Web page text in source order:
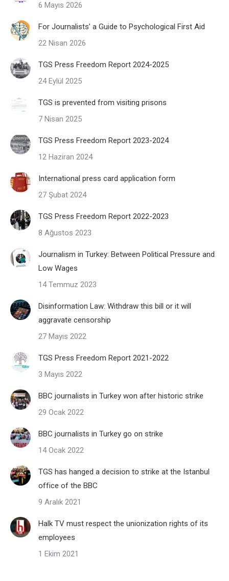
6 Mayıs 2026
For Journalists’ a Guide to Psychological First Aid
22 Nisan 2026
TGS Press Freedom Report 2024-2025
24 Eylül 2025
TGS is prevented from visiting prisons
7 Nisan 2025
TGS Press Freedom Report 2023-2024
12 Haziran 2024
International press card application form
27 Şubat 2024
TGS Press Freedom Report 2022-2023
8 Ağustos 2023
Journalism in Turkey: Between Political Pressure and
Low Wages
14 Temmuz 2023
Disinformation Law: Withdraw this bill or it will
aggravate censorship
27 Mayıs 2022
TGS Press Freedom Report 2021-2022
3 Mayıs 2022
BBC journalists in Turkey won after historic strike
29 Ocak 2022
BBC journalists in Turkey go on strike
14 Ocak 2022
TGS has hanged a decision to strike at the Istanbul
office of the BBC
9 Aralık 2021
Halk TV must respect the unionization rights of its
employees
1 Ekim 2021